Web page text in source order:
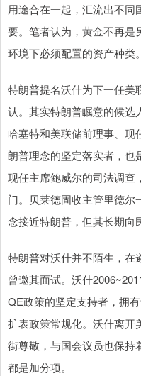
用途合在一起，汇流出不
要。笔者认为，黄金不再是
环境下必须配置的资产种类。
特朗普提名沃什为下一任美
认。其实特朗普瞩意的候选
哈塞特和美联储前理事、
朗普理念的坚定落实者，也
现任主席鲍威尔的司法调查
门。贝莱德固收主管里德尔
念接近特朗普，但其长期向
特朗普对沃什并不陌生，在
曾邀其面试。沃什
QE政策的坚定支持者，拥
扩表政策常规化。沃什离开
街尊敬，与国会议员也保持
都是加分项。